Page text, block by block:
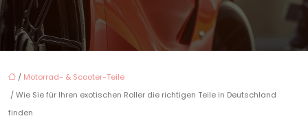
/ Motorrad- & Scooter-Teile
/ Wie Sie für Ihren exotischen Roller die richtigen Teile in Deutschland
finden